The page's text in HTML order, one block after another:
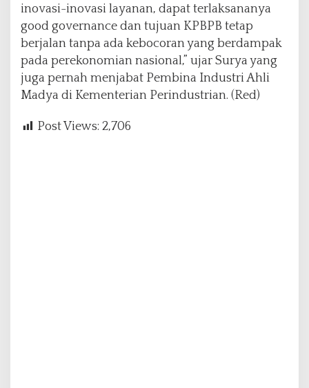
inovasi-inovasi layanan, dapat terlaksananya
good governance dan tujuan KPBPB tetap
berjalan tanpa ada kebocoran yang berdampak
pada perekonomian nasional,” ujar Surya yang
juga pernah menjabat Pembina Industri Ahli
Madya di Kementerian Perindustrian. (Red)
Post Views: 2,706